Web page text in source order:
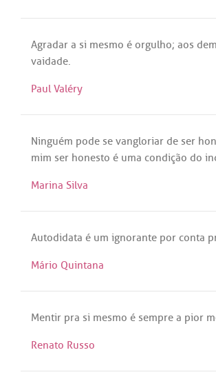
Agradar a si mesmo é orgulho; aos
vaidade.
Paul Valéry
Ninguém pode se vangloriar de ser
mim ser honesto é uma condição do
Marina Silva
Autodidata é um ignorante por conta
Mário Quintana
Mentir pra si mesmo é sempre a pior
Renato Russo